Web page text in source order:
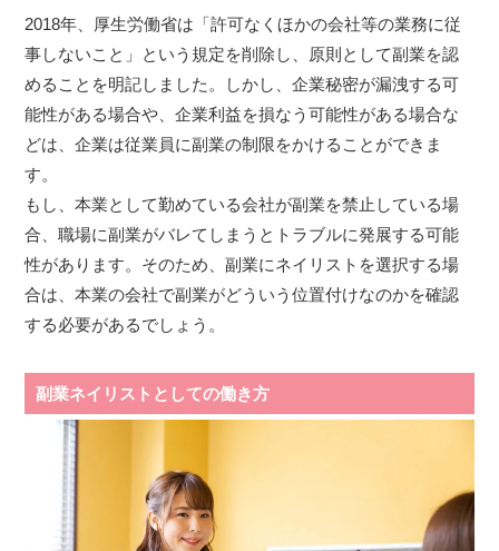
2018年、厚生労働省は「許可なくほかの会社等の業務に従
事しないこと」という規定を削除し、原則として副業を認
めることを明記しました。しかし、企業秘密が漏洩する可
能性がある場合や、企業利益を損なう可能性がある場合な
どは、企業は従業員に副業の制限をかけることができま
す。
もし、本業として勤めている会社が副業を禁止している場
合、職場に副業がバレてしまうとトラブルに発展する可能
性があります。そのため、副業にネイリストを選択する場
合は、本業の会社で副業がどういう位置付けなのかを確認
する必要があるでしょう。
副業ネイリストとしての働き方